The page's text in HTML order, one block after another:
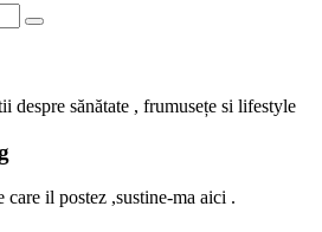
despre sănătate , frumusețe si lifestyle
il postez ,sustine-ma aici .